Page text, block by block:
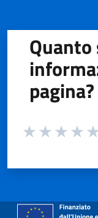
pagina?
Valuta da 1 a 5